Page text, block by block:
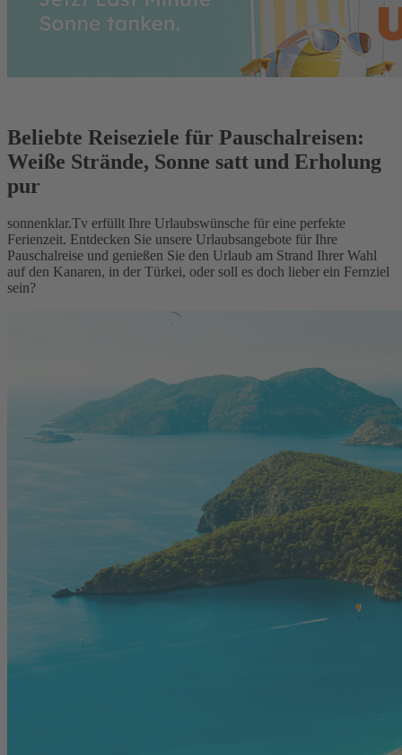
Beliebte Reiseziele für Pauschalreisen:
Weiße Strände, Sonne satt und Erholung
pur
sonnenklar.Tv erfüllt Ihre Urlaubswünsche für eine perfekte
Ferienzeit. Entdecken Sie unsere Urlaubsangebote für Ihre
Pauschalreise und genießen Sie den Urlaub am Strand Ihrer Wahl
auf den Kanaren, in der Türkei, oder soll es doch lieber ein Fernziel
sein?